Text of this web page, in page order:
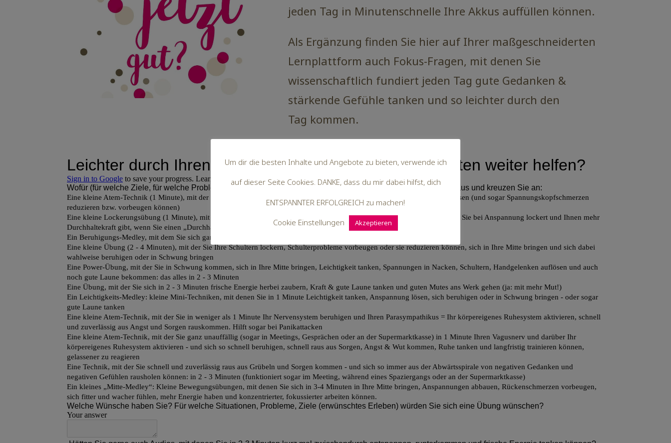
jeden Tag in Minutenschnelle Ihre Akkus auffüllen können.
Als Ergänzung finden Sie hier auf Ihrer maßgeschneiderten
Lernplattform auch Fokus-Fragen, mit denen Sie
wissenschaftlich fundiert jeden Tag gute Gedanken &
stärkende Gefühle tanken und so leichter durch den
Tag kommen.
Um dir die besten Inhalte und Angebote zu bieten, verwende ich
auf dieser Seite Cookies. DANKE, dass du mir dabei hilfst, dich
ENTSPANNTER ERFOLGREICH zu machen!
Cookie Einstellungen Akzeptieren